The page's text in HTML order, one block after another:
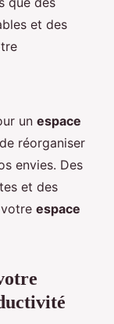
et des
un espace
réorganiser
envies. Des
et des
espace